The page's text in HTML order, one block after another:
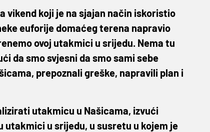
vikend koji je na sjajan način iskoristio
euforije domaćeg terena napravio
ovoj utakmici u srijedu. Nema tu
da smo svjesni da smo sami sebe
prepoznali greške, napravili plan i
utakmicu u Našicama, izvući
utakmici u srijedu, u susretu u kojem je